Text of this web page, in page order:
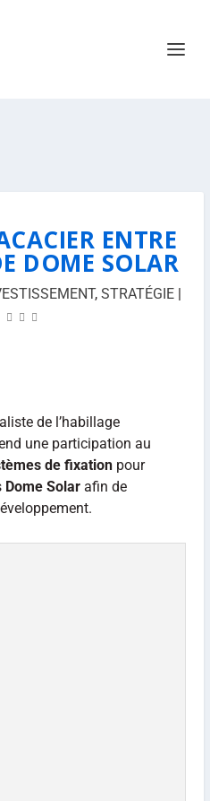
ENTRE
DOME SOLAR
, STRATÉGIE|
de l’habillage
une participation au
de fixationpour
Dome Solarafin de